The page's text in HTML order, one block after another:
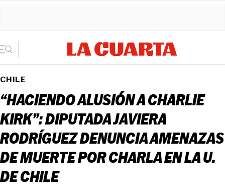
CHILE
“HACIENDO ALUSIÓN A CHARLIE
KIRK”: DIPUTADA JAVIERA
RODRÍGUEZ DENUNCIA AMENAZAS
DE MUERTE POR CHARLA EN LA U.
DE CHILE